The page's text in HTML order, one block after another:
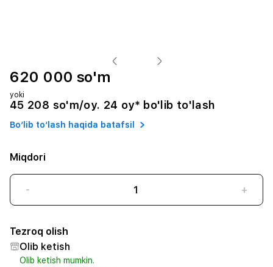
620 000 so'm
yoki
45 208 so'm/oy. 24 oy* bo'lib to'lash
Bo‘lib to‘lash haqida batafsil
Miqdori
- +
Tezroq olish
Olib ketish
Olib ketish mumkin.